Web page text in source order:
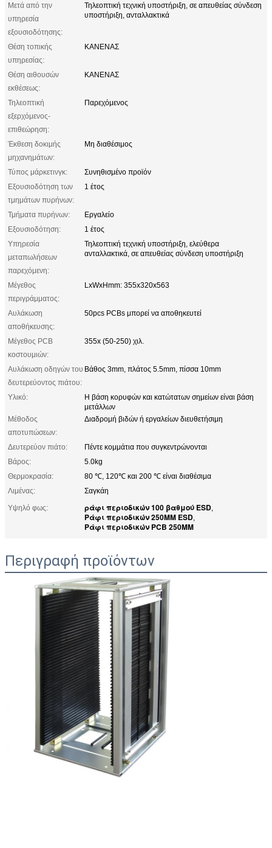
Μετά από την
υπηρεσία
εξουσιοδότησης:
Τηλεοπτική τεχνική υποστήριξη, σε απευθείας σύνδεση
υποστήριξη, ανταλλακτικά
Θέση τοπικής
υπηρεσίας:
ΚΑΝΕΝΑΣ
Θέση αιθουσών
εκθέσεως:
ΚΑΝΕΝΑΣ
Τηλεοπτική
εξερχόμενος-
επιθεώρηση:
Παρεχόμενος
Έκθεση δοκιμής
μηχανημάτων:
Μη διαθέσιμος
Τύπος μάρκετινγκ:
Συνηθισμένο προϊόν
Εξουσιοδότηση των
τμημάτων πυρήνων:
1 έτος
Τμήματα πυρήνων:
Εργαλείο
Εξουσιοδότηση:
1 έτος
Υπηρεσία
μεταπωλήσεων
παρεχόμενη:
Τηλεοπτική τεχνική υποστήριξη, ελεύθερα
ανταλλακτικά, σε απευθείας σύνδεση υποστήριξη
Μέγεθος
περιγράμματος:
LxWxHmm: 355x320x563
Αυλάκωση
αποθήκευσης:
50pcs PCBs μπορεί να αποθηκευτεί
Μέγεθος PCB
κοστουμιών:
355x (50-250) χιλ.
Αυλάκωση οδηγών του
δευτερεύοντος πιάτου:
Βάθος 3mm, πλάτος 5.5mm, πίσσα 10mm
Υλικό:
Η βάση κορυφών και κατώτατων σημείων είναι βάση
μετάλλων
Μέθοδος
αποτυπώσεων:
Διαδρομή βιδών ή εργαλείων διευθετήσιμη
Δευτερεύον πιάτο:
Πέντε κομμάτια που συγκεντρώνονται
Βάρος:
5.0kg
Θερμοκρασία:
80 ℃, 120℃ και 200 ℃ είναι διαθέσιμα
Λιμένας:
Σαγκάη
Υψηλό φως:
ράφι περιοδικών 100 βαθμού ESD,
Ράφι περιοδικών 250MM ESD,
Ράφι περιοδικών PCB 250MM
Περιγραφή προϊόντων